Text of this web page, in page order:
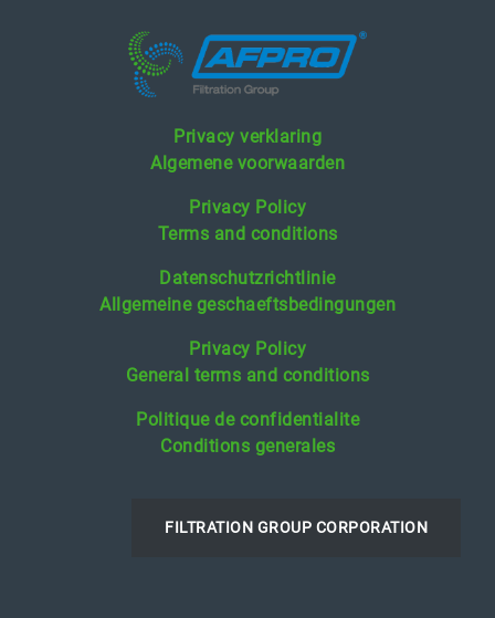
Privacy verklaring
Algemene voorwaarden
Privacy Policy
Terms and conditions
Datenschutzrichtlinie
Allgemeine geschaeftsbedingungen
Privacy Policy
General terms and conditions
Politique de confidentialite
Conditions generales
FILTRATION GROUP CORPORATION